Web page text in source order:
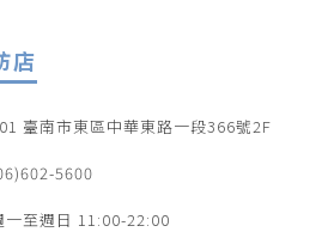
店
臺南市東區中華東路一段366號2F
5600
一至週日 11:00-22:00